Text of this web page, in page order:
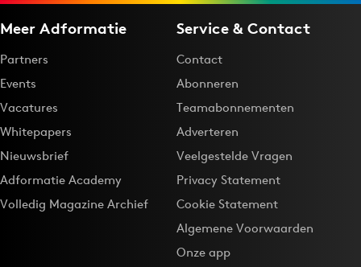
Meer Adformatie
Partners
Events
Vacatures
Whitepapers
Nieuwsbrief
Adformatie Academy
Volledig Magazine Archief
Service & Contact
Contact
Abonneren
Teamabonnementen
Adverteren
Veelgestelde Vragen
Privacy Statement
Cookie Statement
Algemene Voorwaarden
Onze app